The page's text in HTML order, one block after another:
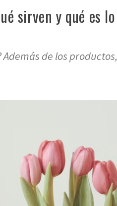
sirven y qué es
de los